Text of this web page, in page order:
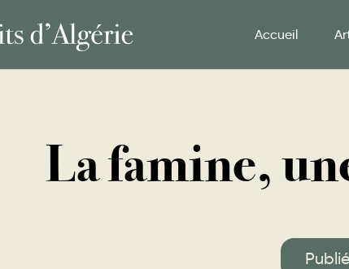
Accueil
La famine,